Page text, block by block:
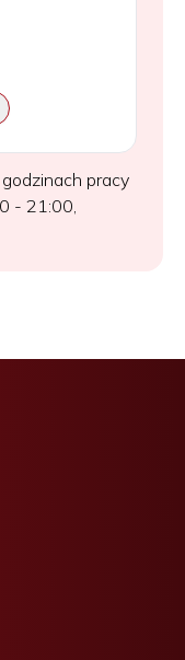
pracy
- 21:00,